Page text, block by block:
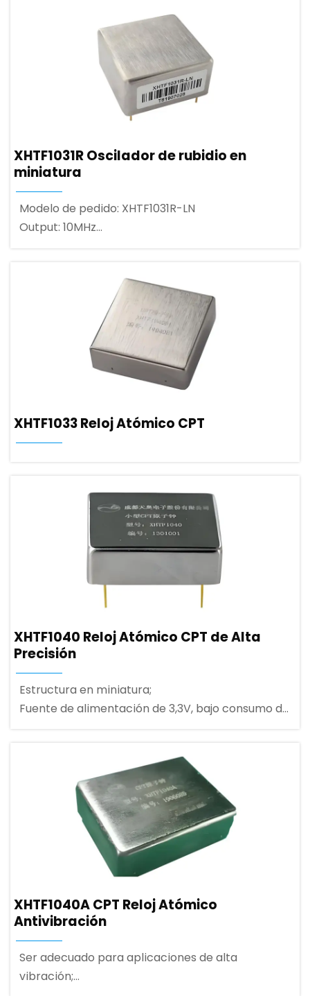
XHTF1031R Oscilador de rubidio en
miniatura
Modelo de pedido: XHTF1031R-LN
Output: 10MHz
XHTF1033 Reloj Atómico CPT
XHTF1040 Reloj Atómico CPT de Alta
Precisión
Estructura en miniatura;
Fuente de alimentación de 3,3V, bajo consumo de
XHTF1040A CPT Reloj Atómico
Antivibración
Ser adecuado para aplicaciones de alta
vibración;